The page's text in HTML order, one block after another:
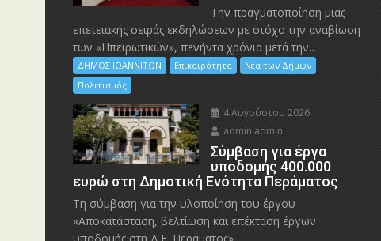
Την πραγματοποίηση μιας
επετειακής σειράς εκδηλώσεων με στόχο την αναβίωση
των «Ηπειρωτικών», πενήντα χρόνια μετά την...
ΔΗΜΟΣ ΙΩΑΝΝΙΤΩΝ Επικαιρότητα
Νέα των Δήμων
Πολιτισμός
4 Αυγούστου 2026
admin admin
Σύμβαση για έργα
υποδομής 400.000
ευρώ στη Δημοτική Ενότητα Περάματος
Τη σύμβαση για την υλοποίηση του έργου
«Αποκατάσταση, βελτίωση και επέκταση έργων